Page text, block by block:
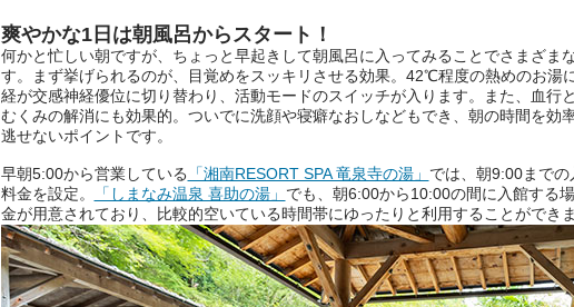
爽やかな1日は朝風呂からスタート！
何かと忙しい朝ですが、ちょっと早起きして朝風呂に入ってみることでさまざま
す。まず挙げられるのが、目覚めをスッキリさせる効果。42℃程度の熱めのお湯
経が交感神経優位に切り替わり、活動モードのスイッチが入ります。また、血行
むくみの解消にも効果的。ついでに洗顔や寝癖なおしなどもでき、朝の時間を効
逃せないポイントです。
早朝5:00から営業している 「湘南RESORT SPA 竜泉寺の湯」 では、朝9:00まで
料金を設定。
「しまなみ温泉 喜助の湯」 でも、朝6:00から10:00の間に入館する
金が用意されており、比較的空いている時間帯にゆったりと利用することができま